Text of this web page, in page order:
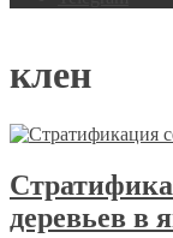
клен
деревьев в